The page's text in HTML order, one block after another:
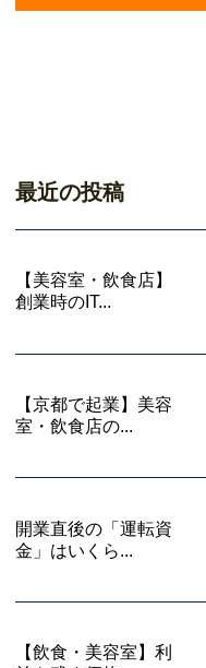
最近の投稿
【美容室・飲食店】
創業時のIT...
【京都で起業】美容
室・飲食店の...
開業直後の「運転資
金」はいくら...
【飲食・美容室】利